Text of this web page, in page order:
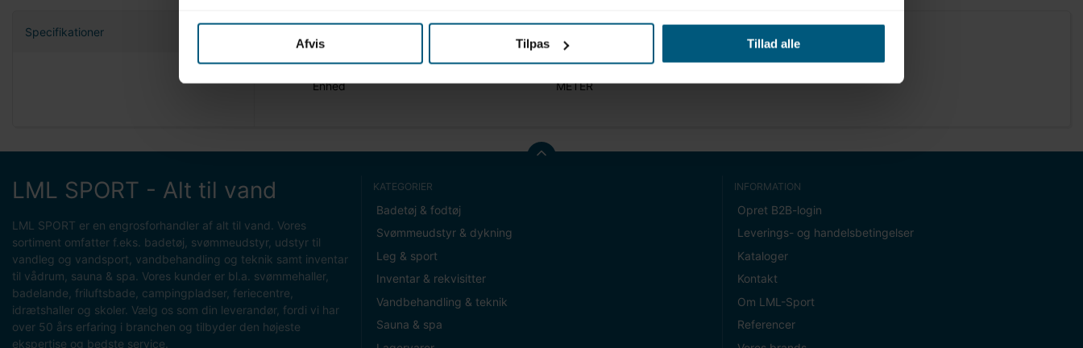
Afvis Tilpas Tillad alle
Specifikationer
Nettovægt (gram)
0,00
Enhed METER
LML SPORT - Alt til vand
LML SPORT er en engrosforhandler af alt til vand. Vores
sortiment omfatter f.eks. badetøj, svømmeudstyr, udstyr til
vandleg og vandsport, vandbehandling og teknik samt inventar
til vådrum, sauna & spa. Vores kunder er bl.a. svømmehaller,
badelande, friluftsbade, campingpladser, feriecentre,
idrætshaller og skoler. Vælg os som din leverandør, fordi vi har
over 50 års erfaring i branchen og tilbyder den højeste
ekspertise og bedste service.
KATEGORIER
Badetøj & fodtøj
Svømmeudstyr & dykning
Leg & sport
Inventar & rekvisitter
Vandbehandling & teknik
Sauna & spa
INFORMATION
Opret B2B-login
Leverings- og handelsbetingelser
Kataloger
Kontakt
Om LML-Sport
Referencer